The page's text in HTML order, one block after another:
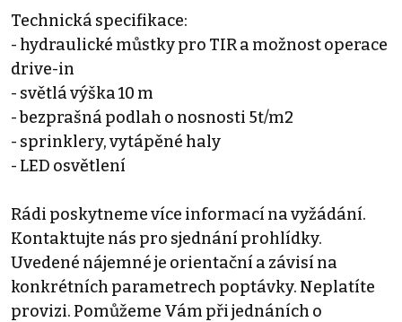
Technická specifikace:
- hydraulické můstky pro TIR a možnost operace
drive-in
- světlá výška 10 m
- bezprašná podlah o nosnosti 5t/m2
- sprinklery, vytápěné haly
- LED osvětlení
Rádi poskytneme více informací na vyžádání.
Kontaktujte nás pro sjednání prohlídky.
Uvedené nájemné je orientační a závisí na
konkrétních parametrech poptávky. Neplatíte
provizi. Pomůžeme Vám při jednáních o